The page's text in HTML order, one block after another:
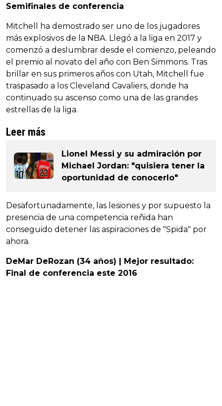
Semifinales de conferencia
Mitchell ha demostrado ser uno de los jugadores
más explosivos de la NBA. Llegó a la liga en 2017 y
comenzó a deslumbrar desde el comienzo, peleando
el premio al novato del año con Ben Simmons. Tras
brillar en sus primeros años con Utah, Mitchell fue
traspasado a los Cleveland Cavaliers, donde ha
continuado su ascenso como una de las grandes
estrellas de la liga.
Leer más
Lionel Messi y su admiración por
Michael Jordan: "quisiera tener la
oportunidad de conocerlo"
Desafortunadamente, las lesiones y por supuesto la
presencia de una competencia reñida han
conseguido detener las aspiraciones de "Spida" por
ahora.
DeMar DeRozan (34 años) | Mejor resultado:
Final de conferencia este 2016